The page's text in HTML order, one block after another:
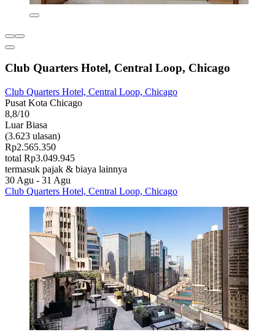
Club Quarters Hotel, Central Loop, Chicago
Club Quarters Hotel, Central Loop, Chicago
Pusat Kota Chicago
8,8/10
Luar Biasa
(3.623 ulasan)
Rp2.565.350
total Rp3.049.945
termasuk pajak & biaya lainnya
30 Agu - 31 Agu
Club Quarters Hotel, Central Loop, Chicago